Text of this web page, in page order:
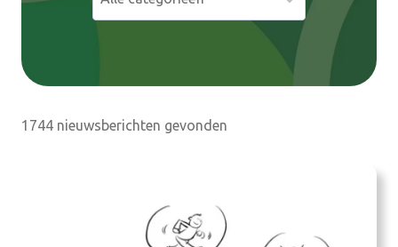
e
1744 nieuwsberichten gevonden